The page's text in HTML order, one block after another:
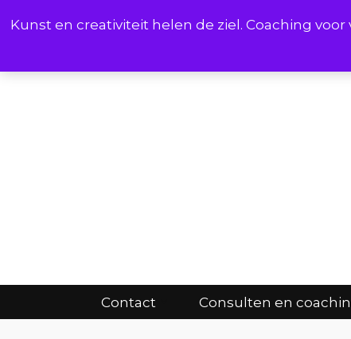
Kunst en creativiteit helen de ziel. Coaching
Contact Consulten en